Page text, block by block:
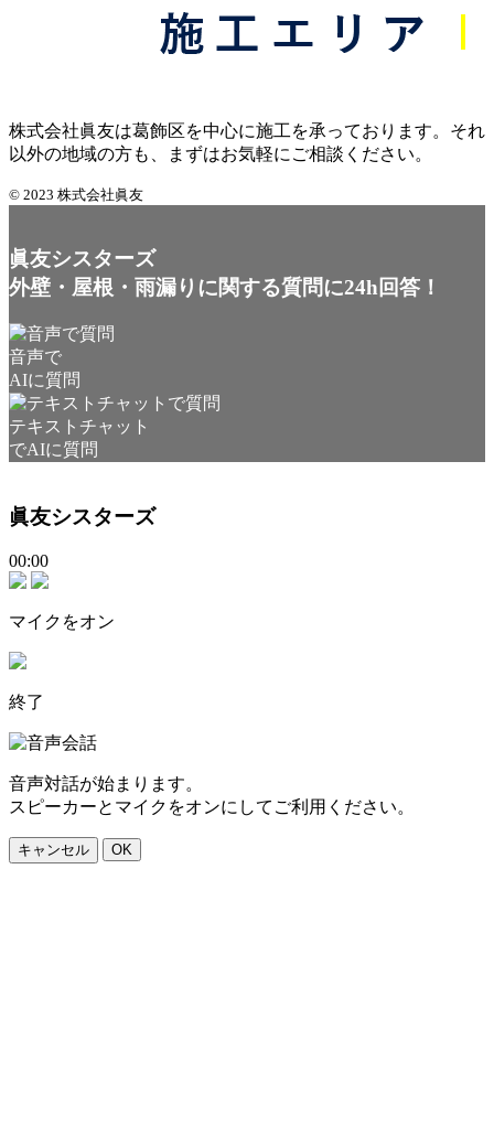
株式会社眞友は葛飾区を中心に施工を承っております。それ
以外の地域の方も、まずはお気軽にご相談ください。
© 2023 株式会社眞友
眞友シスターズ
外壁・屋根・雨漏りに関する質問に24h回答！
音声で
AIに質問
テキストチャット
でAIに質問
眞友シスターズ
00:00
マイクをオン
終了
音声対話が始まります。
スピーカーとマイクをオンにしてご利用ください。
キャンセル OK